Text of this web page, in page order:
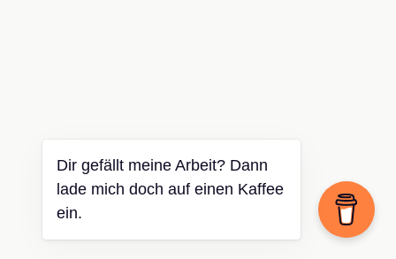
Dir gefällt meine Arbeit? Dann
lade mich doch auf einen Kaffee
ein.